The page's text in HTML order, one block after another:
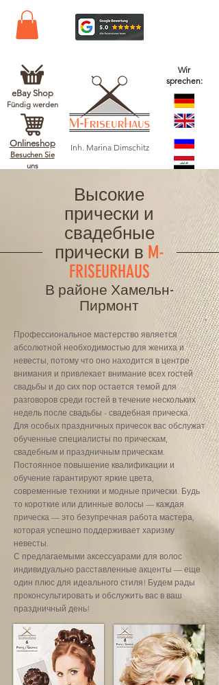
eBay Shop
Fündig werden
Onlineshop
Besuchen Sie
uns
Inh. Marina Dimschitz
Wir
sprechen:
Высокие
прически и
свадебные
прически в M-
FRISEURHAUS
В районе Хамельн-
Пирмонт
Профессиональное мастерство является
абсолютной необходимостью для жениха и
невесты, потому что оно находится в центре
внимания и привлекает внимание всех гостей
свадьбы и до сих пор остается темой для
разговоров среди гостей в течение нескольких
недель после свадьбы - свадебная прическа.
Для особых праздничных причесок вас обслужат
обученные специалисты по прическам,
свадебным и праздничным прическам.
Постоянное повышение квалификации и
обучение гарантируют яркие цвета,
современные техники и модные прически. Будь
то короткие или длинные волосы — каждая
прическа — это безупречная работа мастера,
которая успешно поддерживает харизму
невесты.
С предлагаемыми аксессуарами для волос
индивидуально расставленные акценты — еще
один плюс для идеального стиля! Будем рады
проконсультировать и обслужить вас в ваш
праздничный день!